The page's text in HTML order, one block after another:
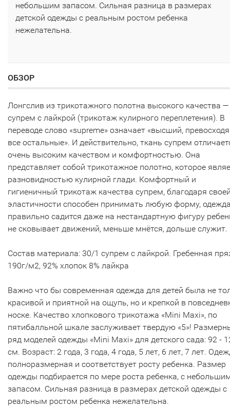
небольшим запасом. Сильная разница в размерах
детской одежды с реальным ростом ребенка
нежелательна.
ОБЗОР
Лонгслив из трикотажного полотна высокого качества —
супрем с лайкрой (трикотаж кулирного переплетения). В
переводе слово «supreme» означает «высший,
все остальные». И действительно, ткань супрем
очень высоким качеством и комфортностью. Она
представляет собой трикотажное полотно, которое
разновидностью кулирной глади. Комфортный и
гигиеничный трикотаж качества супрем, благодаря
эластичности способен принимать любую форму,
правильно садится даже на нестандартную фигуру
не сковывает движений, меньше мнётся, дольше служит.
Состав материала: 30/1 супрем с лайкрой. Гребенная
190г/м2, 92% хлопок 8% лайкра
Важно что бы современная одежда для детей была не
красивой и приятной на ощупь, но и крепкой в
носке. Качество хлопкового трикотажа «Mini Maxi», по
пятибалльной шкале заслуживает твердую «5»!
ряд моделей одежды «Mini Maxi» для детского сада: 92 -
см. Возраст: 2 года, 3 года, 4 года, 5 лет, 6 лет, 7 лет.
полноразмерная и соответствует росту ребенка. Размер
одежды подбирается по мере роста ребенка, с
запасом. Сильная разница в размерах детской одежды с
реальным ростом ребенка нежелательна.